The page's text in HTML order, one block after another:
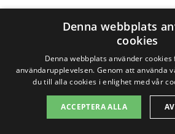
inkluderar:
Skellefteå
Björksele
Bergsbyn
Denna webbplats
cookies
Denna webbplats använder
användarupplevelsen. Genom att använda
du till alla cookies i enlighet med vår
ACCEPTERA ALLA